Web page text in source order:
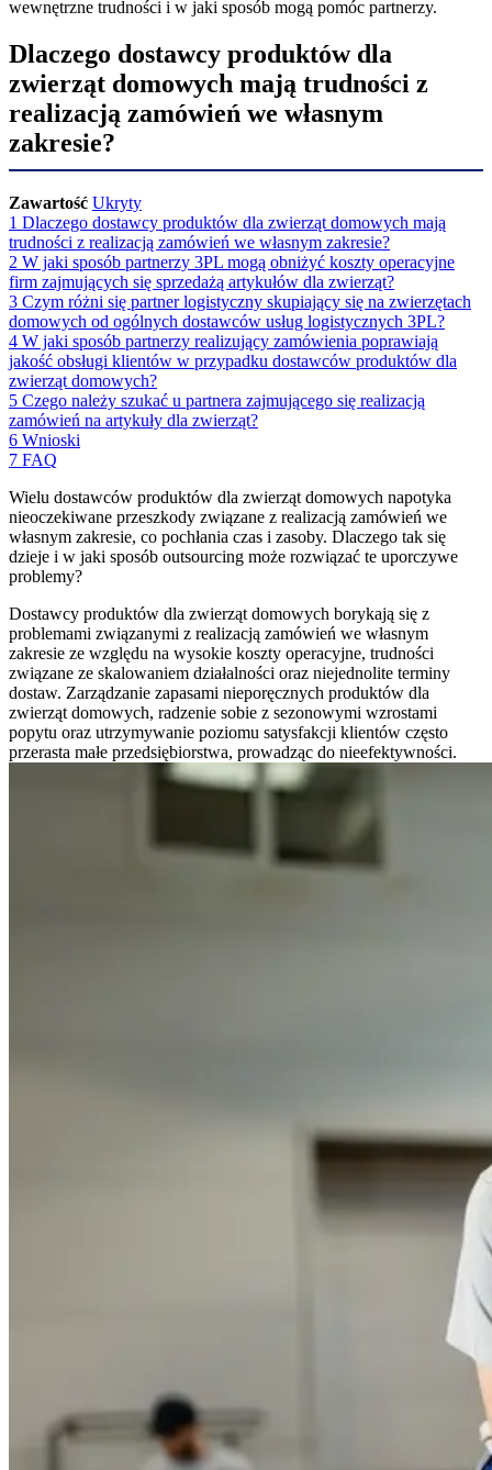
wewnętrzne trudności i w jaki sposób mogą pomóc partnerzy.
Dlaczego dostawcy produktów dla
zwierząt domowych mają trudności z
realizacją zamówień we własnym
zakresie?
Zawartość Ukryty
1 Dlaczego dostawcy produktów dla zwierząt domowych mają
trudności z realizacją zamówień we własnym zakresie?
2 W jaki sposób partnerzy 3PL mogą obniżyć koszty operacyjne
firm zajmujących się sprzedażą artykułów dla zwierząt?
3 Czym różni się partner logistyczny skupiający się na zwierzętach
domowych od ogólnych dostawców usług logistycznych 3PL?
4 W jaki sposób partnerzy realizujący zamówienia poprawiają
jakość obsługi klientów w przypadku dostawców produktów dla
zwierząt domowych?
5 Czego należy szukać u partnera zajmującego się realizacją
zamówień na artykuły dla zwierząt?
6 Wnioski
7 FAQ
Wielu dostawców produktów dla zwierząt domowych napotyka
nieoczekiwane przeszkody związane z realizacją zamówień we
własnym zakresie, co pochłania czas i zasoby. Dlaczego tak się
dzieje i w jaki sposób outsourcing może rozwiązać te uporczywe
problemy?
Dostawcy produktów dla zwierząt domowych borykają się z
problemami związanymi z realizacją zamówień we własnym
zakresie ze względu na wysokie koszty operacyjne, trudności
związane ze skalowaniem działalności oraz niejednolite terminy
dostaw. Zarządzanie zapasami nieporęcznych produktów dla
zwierząt domowych, radzenie sobie z sezonowymi wzrostami
popytu oraz utrzymywanie poziomu satysfakcji klientów często
przerasta małe przedsiębiorstwa, prowadząc do nieefektywności.